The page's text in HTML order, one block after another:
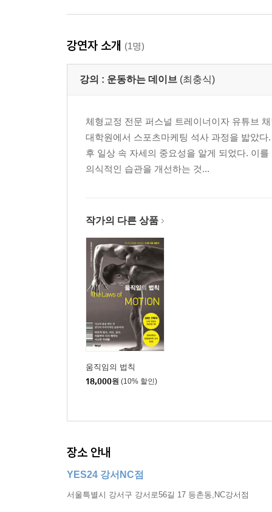
강연자 소개 (1명)
강의 : 운동하는 데이브 (최충식)
체형교정 전문 퍼스널 트레이너이자 유튜브
대학원에서 스포츠마케팅 석사 과정을 밟았
후 일상 속 자세의 중요성을 알게 되었다. 이
의식적인 습관을 개선하는 것...
작가의 다른 상품
움직임의 법칙
18,000원 (10% 할인)
장소 안내
YES24 강서NC점
서울특별시 강서구 강서로56길 17 등촌동,NC강서점